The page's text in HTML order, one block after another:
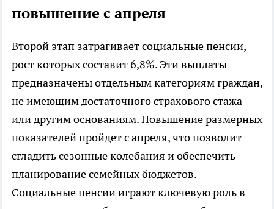
повышение с апреля
Второй этап затрагивает социальные пенсии,
рост которых составит 6,8%. Эти выплаты
предназначены отдельным категориям граждан,
не имеющим достаточного страхового стажа
или другим основаниям. Повышение размерных
показателей пройдет с апреля, что позволит
сгладить сезонные колебания и обеспечить
планирование семейных бюджетов.
Социальные пенсии играют ключевую роль в